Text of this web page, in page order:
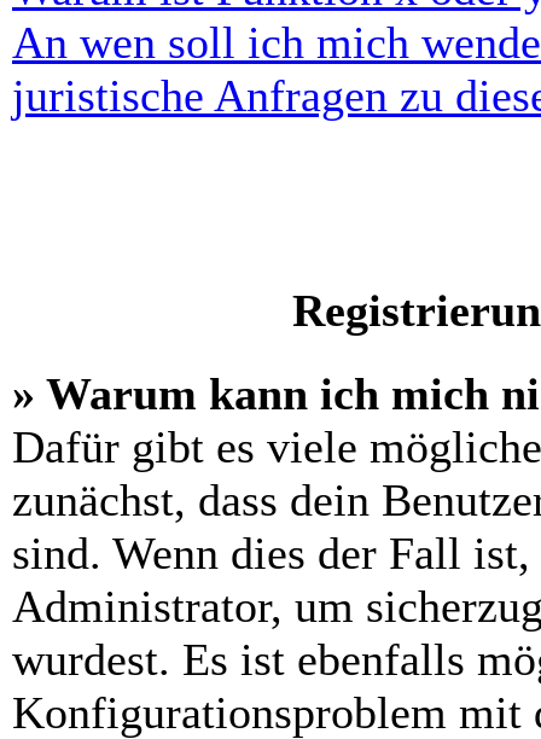
An wen soll ich mich
juristische Anfragen zu
» Warum kann ich mich
Dafür gibt es viele
zunächst, dass dein
sind. Wenn dies der Fall
Administrator, um
wurdest. Es ist ebenfalls
Konfigurationsproblem mit